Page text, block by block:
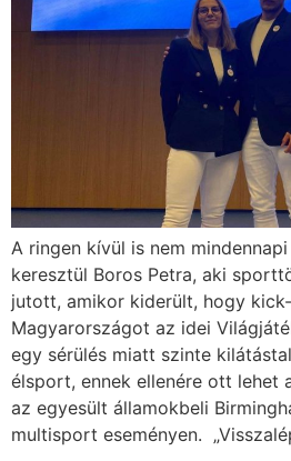
A ringen kívül is nem
keresztül Boros Petra, aki
jutott, amikor kiderült, hogy
Magyarországot az idei
egy sérülés miatt szinte
élsport, ennek ellenére ott lehet
az egyesült államokbeli
multisport eseményen.